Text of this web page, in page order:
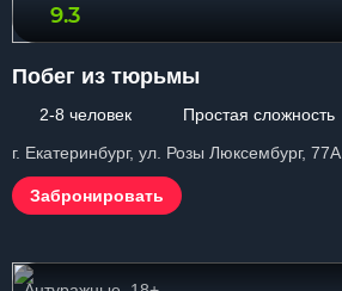
9.3
Побег из тюрьмы
2-8 человек
Простая сложность
г. Екатеринбург, ул. Розы Люксембург, 77А
Забронировать